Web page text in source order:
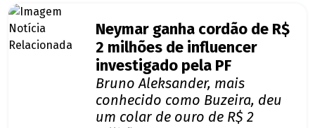
Neymar ganha cordão de R$
2 milhões de influencer
investigado pela PF
Bruno Aleksander, mais
conhecido como Buzeira, deu
um colar de ouro de R$ 2